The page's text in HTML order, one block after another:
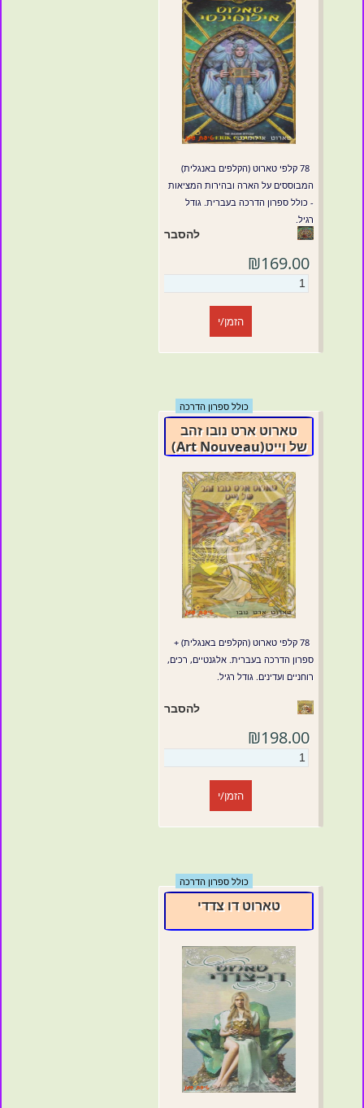
78 קלפי טארוט (הקלפים באנגלית)
המבוססים על הארה ובהירות המציאות
- כולל ספרון הדרכה בעברית. גודל
רגיל.
להסבר
₪169.00
הזמן/י
כולל ספרון הדרכה
טארוט ארט נובו זהב
של וייט(Art Nouveau)
78 קלפי טארוט (הקלפים באנגלית) +
ספרון הדרכה בעברית. אלגנטיים, רכים,
רוחניים ועדינים. גודל רגיל.
להסבר
₪198.00
הזמן/י
כולל ספרון הדרכה
טארוט דו צדדי